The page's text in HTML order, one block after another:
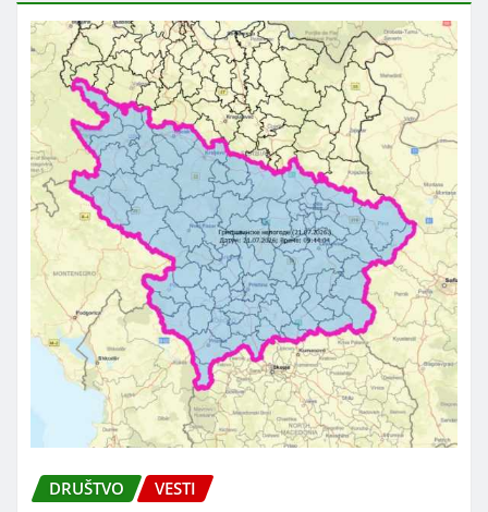
DRUŠTVO VESTI